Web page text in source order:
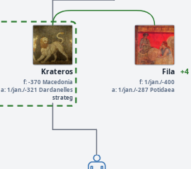
Fila
f: 1/jan./-400
a: 1/jan./-287 Potidaea
+4
Krateros
f: -370 Macedonia
a: 1/jan./-321 Dardanelles
strateg